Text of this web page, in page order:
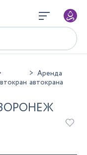
Аренда
автокрана